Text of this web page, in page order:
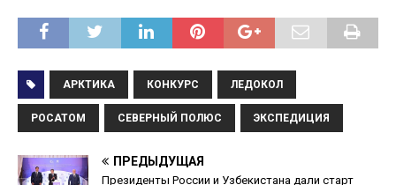
АРКТИКА КОНКУРС ЛЕДОКОЛ
РОСАТОМ СЕВЕРНЫЙ ПОЛЮС ЭКСПЕДИЦИЯ
ПРЕДЫДУЩАЯ
Президенты России и Узбекистана дали старт